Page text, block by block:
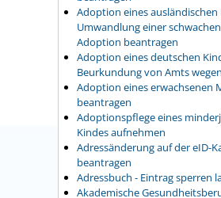
Adoption eines ausländischen
Umwandlung einer
Adoption beantragen
Adoption eines deutschen
Beurkundung von Amts wegen
Adoption eines erwachsenen
beantragen
Adoptionspflege eines
Kindes aufnehmen
Adressänderung auf der eID-
beantragen
Adressbuch - Eintrag sperren
Akademische